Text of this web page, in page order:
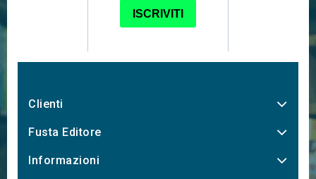
Clienti
Fusta Editore
Informazioni